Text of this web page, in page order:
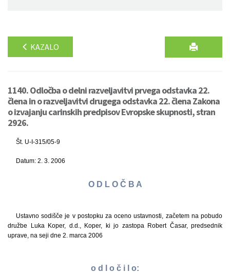
KAZALO
1140. Odločba o delni razveljavitvi prvega odstavka 22.
člena in o razveljavitvi drugega odstavka 22. člena Zakona
o izvajanju carinskih predpisov Evropske skupnosti, stran
2926.
Št. U-I-315/05-9
Datum: 2. 3. 2006
O D L O Č B A
Ustavno sodišče je v postopku za oceno ustavnosti, začetem na pobudo
družbe Luka Koper, d.d., Koper, ki jo zastopa Robert Časar, predsednik
uprave, na seji dne 2. marca 2006
o d l o č i l o: